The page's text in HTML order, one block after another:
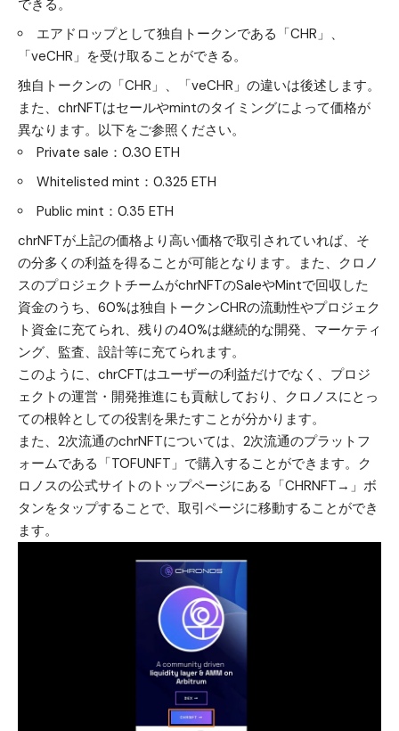
できる。
エアドロップとして独自トークンである「CHR」、
「veCHR」を受け取ることができる。
独自トークンの「CHR」、「veCHR」の違いは後述します。
また、chrNFTはセールやmintのタイミングによって価格が
異なります。以下をご参照ください。
Private sale：0.30 ETH
Whitelisted mint：0.325 ETH
Public mint：0.35 ETH
chrNFTが上記の価格より高い価格で取引されていれば、そ
の分多くの利益を得ることが可能となります。また、クロノ
スのプロジェクトチームがchrNFTのSaleやMintで回収した
資金のうち、60%は独自トークンCHRの流動性やプロジェク
ト資金に充てられ、残りの40%は継続的な開発、マーケティ
ング、監査、設計等に充てられます。
このように、chrCFTはユーザーの利益だけでなく、プロジ
ェクトの運営・開発推進にも貢献しており、 クロノスにとっ
ての根幹としての役割を果たすことが分かります。
また、2次流通のchrNFTについては、2次流通のプラットフ
ォームである「TOFUNFT」で購入することができます。ク
ロノスの公式サイトのトップページにある「CHRNFT→」ボ
タンをタップすることで、取引ページに移動することができ
ます。